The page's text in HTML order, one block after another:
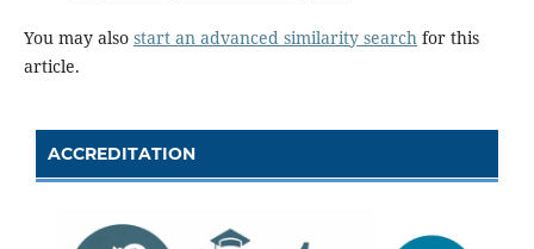
You may also start an advanced similarity search for this
article.
ACCREDITATION